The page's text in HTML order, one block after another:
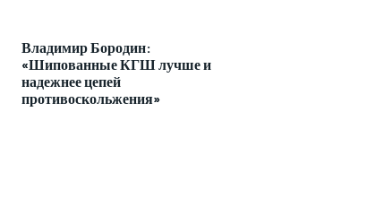
Владимир Бородин:
«Шипованные КГШ лучше и
надежнее цепей
противоскольжения»